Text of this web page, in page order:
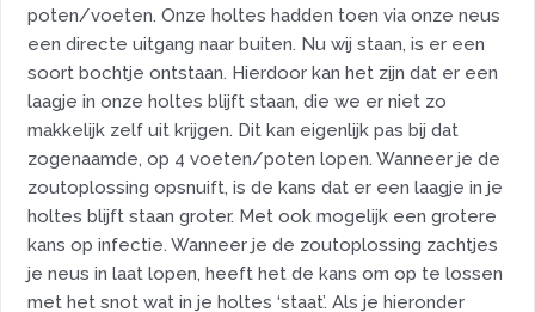
poten/voeten. Onze holtes hadden toen via onze neus
een directe uitgang naar buiten. Nu wij staan, is er een
soort bochtje ontstaan. Hierdoor kan het zijn dat er een
laagje in onze holtes blijft staan, die we er niet zo
makkelijk zelf uit krijgen. Dit kan eigenlijk pas bij dat
zogenaamde, op 4 voeten/poten lopen. Wanneer je de
zoutoplossing opsnuift, is de kans dat er een laagje in je
holtes blijft staan groter. Met ook mogelijk een grotere
kans op infectie. Wanneer je de zoutoplossing zachtjes
je neus in laat lopen, heeft het de kans om op te lossen
met het snot wat in je holtes ‘staat’. Als je hieronder